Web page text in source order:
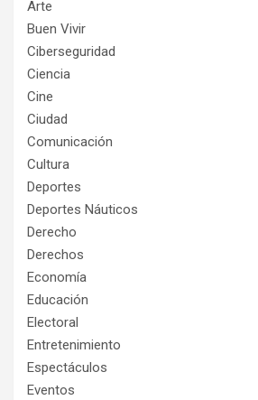
Arte
Buen Vivir
Ciberseguridad
Ciencia
Cine
Ciudad
Comunicación
Cultura
Deportes
Deportes Náuticos
Derecho
Derechos
Economía
Educación
Electoral
Entretenimiento
Espectáculos
Eventos